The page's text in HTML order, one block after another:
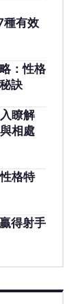
種有效
：性格
訣
瞭解
相處
格特
得射手